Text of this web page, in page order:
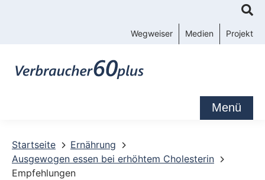
Wegweiser Medien Projekt
Menü
Startseite
Ernährung
Ausgewogen essen bei erhöhtem Cholesterin
Empfehlungen